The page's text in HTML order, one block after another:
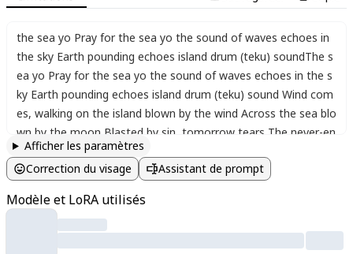
the sea yo Pray for the sea yo the sound of waves echoes in
the sky Earth pounding echoes island drum (teku) soundThe s
ea yo Pray for the sea yo the sound of waves echoes in the s
ky Earth pounding echoes island drum (teku) sound Wind com
es, walking on the island blown by the wind Across the sea blo
wn by the moon Blasted by sin tomorrow tears The never-en
ding melody Waits for memories
t wind Blow, destined rhythm echo on the earth Island drum
mmer Part I" ["Let the truth be known
talk about Heaven
Dschool hot Agu__)
Afficher les paramètres
Correction du visage
Assistant de prompt
Modèle et LoRA utilisés